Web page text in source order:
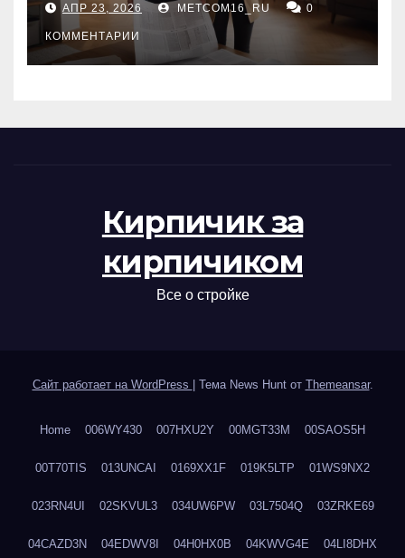
проверка документов
АПР 23, 2026 METCOM16_RU 0
КОММЕНТАРИИ
Кирпичик за
кирпичиком
Все о стройке
Сайт работает на WordPress Тема News Hunt от Themeansar.
Home 006WY430 007HXU2Y 00MGT33M 00SAOS5H
00T70TIS 013UNCAI 0169XX1F 019K5LTP 01WS9NX2
023RN4UI 02SKVUL3 034UW6PW 03L7504Q 03ZRKE69
04CAZD3N 04EDWV8I 04H0HX0B 04KWVG4E 04LI8DHX